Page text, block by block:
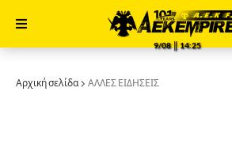
9/08 ║ 14:25
Αρχική σελίδα ΑΛΛΕΣ ΕΙΔΗΣΕΙΣ